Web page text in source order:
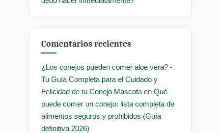
Comentarios recientes
¿Los conejos pueden comer aloe vera? -
Tu Guía Completa para el Cuidado y
Felicidad de tu Conejo Mascota en Qué
puede comer un conejo: lista completa de
alimentos seguros y prohibidos (Guía
definitiva 2026)